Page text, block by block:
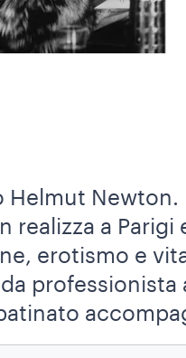
Helmut Newton.
realizza a Parigi
erotismo e
professionista